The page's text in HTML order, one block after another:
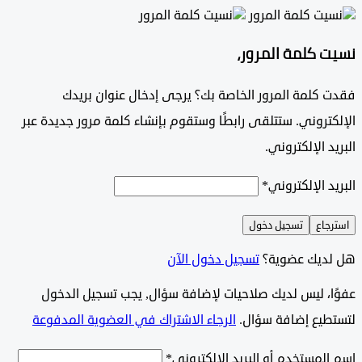
كلمة المرور،
كلمة المرور الخاصة بك؟ يرجى إدخال عنوان بريدك
ستتلقى رابطًا وستقوم بإنشاء كلمة مرور جديدة عبر
الإلكتروني.
الإلكتروني*
تسجيل دخول
عضوية؟تسجيل دخول الآن
ليس لديك صلاحيات لإضافة سؤال, يجب تسجيل الدخول
إضافة سؤال.الرجاء الاشتراك في العضوية المدفوعة